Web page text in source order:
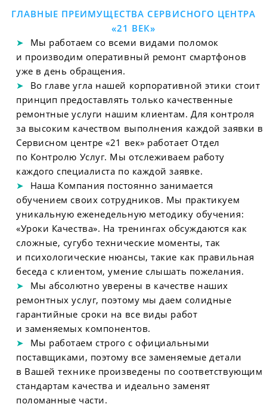
ГЛАВНЫЕ ПРЕИМУЩЕСТВА СЕРВИСНОГО ЦЕНТРА
«21 ВЕК»
Мы работаем со всеми видами поломок
и производим оперативный ремонт смартфонов
уже в день обращения.
Во главе угла нашей корпоративной этики стоит
принцип предоставлять только качественные
ремонтные услуги нашим клиентам. Для контроля
за высоким качеством выполнения каждой заявки в
Сервисном центре «21 век» работает Отдел
по Контролю Услуг. Мы отслеживаем работу
каждого специалиста по каждой заявке.
Наша Компания постоянно занимается
обучением своих сотрудников. Мы практикуем
уникальную еженедельную методику обучения:
«Уроки Качества». На тренингах обсуждаются как
сложные, сугубо технические моменты, так
и психологические нюансы, такие как правильная
беседа с клиентом, умение слышать пожелания.
Мы абсолютно уверены в качестве наших
ремонтных услуг, поэтому мы даем солидные
гарантийные сроки на все виды работ
и заменяемых компонентов.
Мы работаем строго с официальными
поставщиками, поэтому все заменяемые детали
в Вашей технике произведены по соответствующим
стандартам качества и идеально заменят
поломанные части.